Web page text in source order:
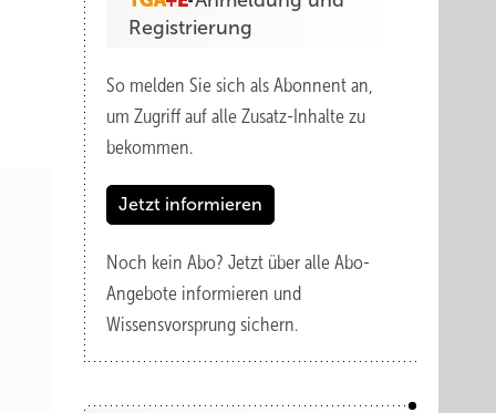
Registrierung
So melden Sie sich als Abonnent an,
um Zugriff auf alle Zusatz-Inhalte zu
bekommen.
Jetzt informieren
Noch kein Abo? Jetzt über alle Abo-
Angebote informieren und
Wissensvorsprung sichern.